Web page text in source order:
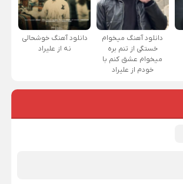
دانلود آهنگ میخوام
خستگی از تنم بره
میخوام عشق کنم با
خودم از علیراد
دانلود آهنگ خوشحالی
نه از علیراد